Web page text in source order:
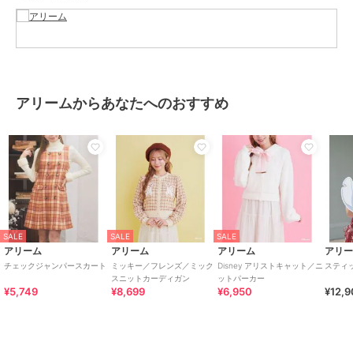
ブランド
ワンピースドレス ／ ワンピース
サイズ
素材
表生地 ﾎ゜ﾘｴｽﾃﾙ 57% ﾚｰﾖﾝ 40%
ﾎ゜ﾘｳﾚﾀﾝ 3% ﾚｰｽ部分 ﾅｲﾛﾝ 55% ﾚｰ
ﾖﾝ 45% 裏生地 ﾎ゜ﾘｴｽﾃﾙ 100%
商品のお取り扱い方法
原産国 中国
アリームからあなたへのおすすめ
SALE
アリーム
チェックジャンパースカート
¥5,749
SALE
アリーム
ミッキー／フレンズ／ミック
スニットカーディガン
¥8,699
SALE
アリーム
Disney アリストキャット／ニ
ットパーカー
¥6,950
アリ
スティ